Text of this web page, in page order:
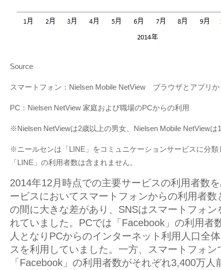
Source
スマートフォン：Nielsen Mobile NetView ブラウザとアプリ
PC：Nielsen NetView 家庭および職場のPCからの利用
※Nielsen NetViewは2歳以上の男女、Nielsen Mobile NetViewは
※ニールセンは「LINE」をコミュニケーションサービスに分
「LINE」の利用者数は含まれません。
2014年12月時点での主要サービスの利用者数
ービスにおいてスマートフォンからの利用者数
の間に大きな差があり、SNSはスマートフォ
れていました。PCでは「Facebook」の利用者
人となりPCからのインターネット利用人口全
スを利用していました。一方、スマートフォン
「Facebook」の利用者数がそれぞれ3,400万